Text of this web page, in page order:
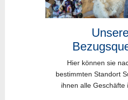
Hier können sie
bestimmten Standort
ihnen alle Geschäfte